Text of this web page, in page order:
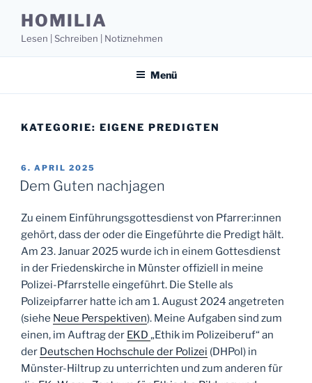
Inhalt
springen
HOMILIA
Lesen | Schreiben | Notiznehmen
Menü
KATEGORIE: EIGENE PREDIGTEN
VERÖFFENTLICHT
AM
6. APRIL 2025
Dem Guten nachjagen
Zu einem Einführungsgottesdienst von Pfarrer:innen
gehört, dass der oder die Eingeführte die Predigt hält.
Am 23. Januar 2025 wurde ich in einem Gottesdienst
in der Friedenskirche in Münster offiziell in meine
Polizei-Pfarrstelle eingeführt. Die Stelle als
Polizeipfarrer hatte ich am 1. August 2024 angetreten
(siehe Neue Perspektiven). Meine Aufgaben sind zum
einen, im Auftrag der EKD „Ethik im Polizeiberuf“ an
der Deutschen Hochschule der Polizei (DHPol) in
Münster-Hiltrup zu unterrichten und zum anderen für